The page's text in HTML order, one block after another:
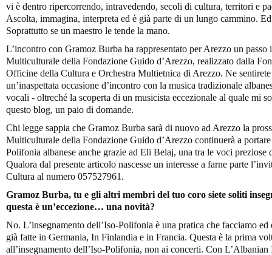
vi è dentro ripercorrendo, intravedendo, secoli di cultura, territori e
Ascolta, immagina, interpreta ed è già parte di un lungo cammino.
Soprattutto se un maestro le tende la mano.
L’incontro con Gramoz Burba ha rappresentato per Arezzo un
Multiculturale della Fondazione Guido d’Arezzo, realizzato dalla
Officine della Cultura e Orchestra Multietnica di Arezzo. Ne sentirete
un’inaspettata occasione d’incontro con la musica tradizionale
vocali - oltreché la scoperta di un musicista eccezionale al quale mi
questo blog, un paio di domande.
Chi legge sappia che Gramoz Burba sarà di nuovo ad Arezzo la
Multiculturale della Fondazione Guido d’Arezzo continuerà a
Polifonia albanese anche grazie ad Eli Belaj, una tra le voci
Qualora dal presente articolo nascesse un interesse a farne parte
Cultura al numero 057527961.
Gramoz Burba, tu e gli altri membri del tuo coro siete soliti
questa è un’eccezione… una novità?
No. L’insegnamento dell’Iso-Polifonia è una pratica che facciamo
già fatte in Germania, In Finlandia e in Francia. Questa è la prima
all’insegnamento dell’Iso-Polifonia, non ai concerti. Con